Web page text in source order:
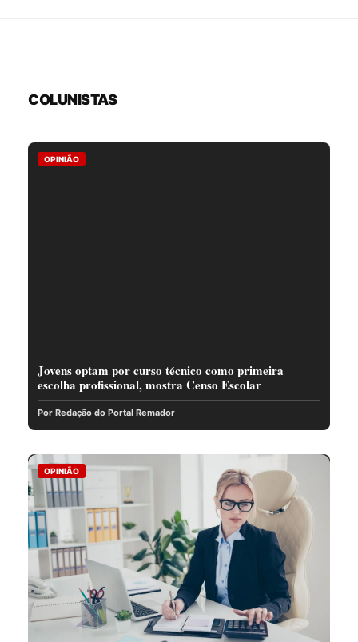
COLUNISTAS
OPINIÃO
Jovens optam por curso técnico como primeira
escolha profissional, mostra Censo Escolar
Por Redação do Portal Remador
OPINIÃO